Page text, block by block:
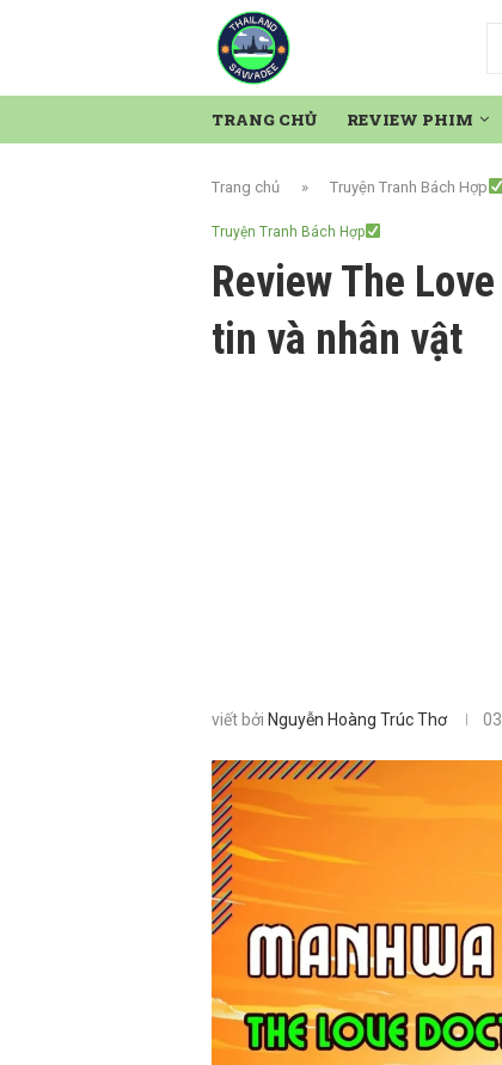
TRANG CHỦ REVIEW PHIM
Trang chủ » Truyện Tranh Bách Hợp
Truyện Tranh Bách Hợp
Review The
tin và nhân vật
viết bởi Nguyễn Hoàng Trúc Thơ